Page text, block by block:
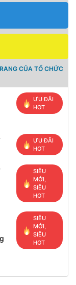
CỦA TỔ CHỨC
ƯU ĐÃI
HOT
ƯU ĐÃI
HOT
SIÊU
MỚI,
SIÊU
HOT
SIÊU
MỚI,
SIÊU
HOT